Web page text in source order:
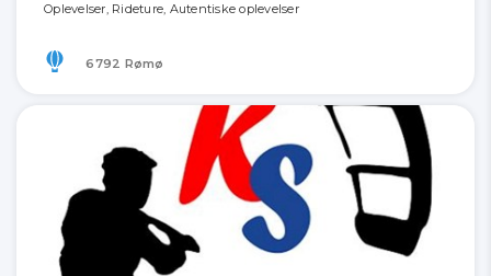
Oplevelser, Rideture, Autentiske oplevelser
6792 Rømø